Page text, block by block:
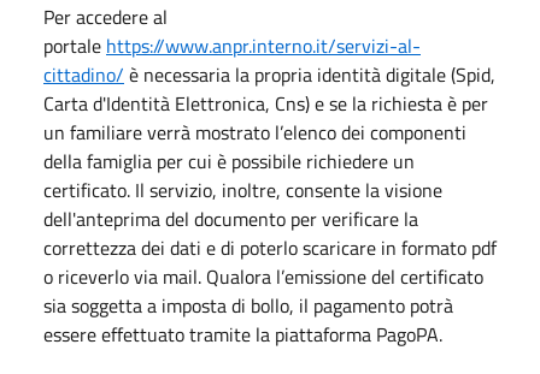
Per accedere al
portale https://www.anpr.interno.it/servizi-al-
cittadino/ è necessaria la propria identità digitale (Spid,
Carta d'Identità Elettronica, Cns) e se la richiesta è per
un familiare verrà mostrato l’elenco dei componenti
della famiglia per cui è possibile richiedere un
certificato. Il servizio, inoltre, consente la visione
dell'anteprima del documento per verificare la
correttezza dei dati e di poterlo scaricare in formato pdf
o riceverlo via mail. Qualora l’emissione del certificato
sia soggetta a imposta di bollo, il pagamento potrà
essere effettuato tramite la piattaforma PagoPA.